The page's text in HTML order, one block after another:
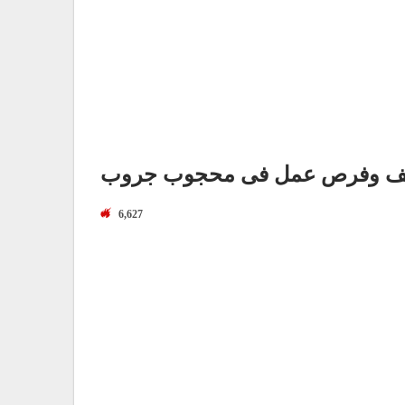
وفرص عمل فى محجوب جروب
6,627